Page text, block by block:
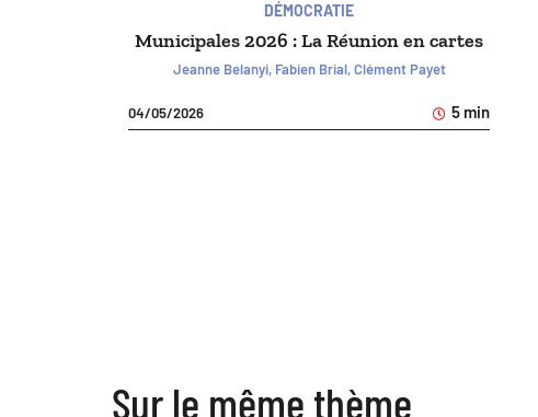
DÉMOCRATIE
Municipales 2026 : La Réunion en cartes
Jeanne Belanyi, Fabien Brial, Clément Payet
04/05/2026 5 min
Sur le même thème